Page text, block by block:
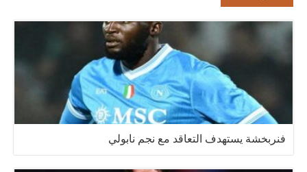
فنربخشة يستهدف التعاقد مع نجم نابولي